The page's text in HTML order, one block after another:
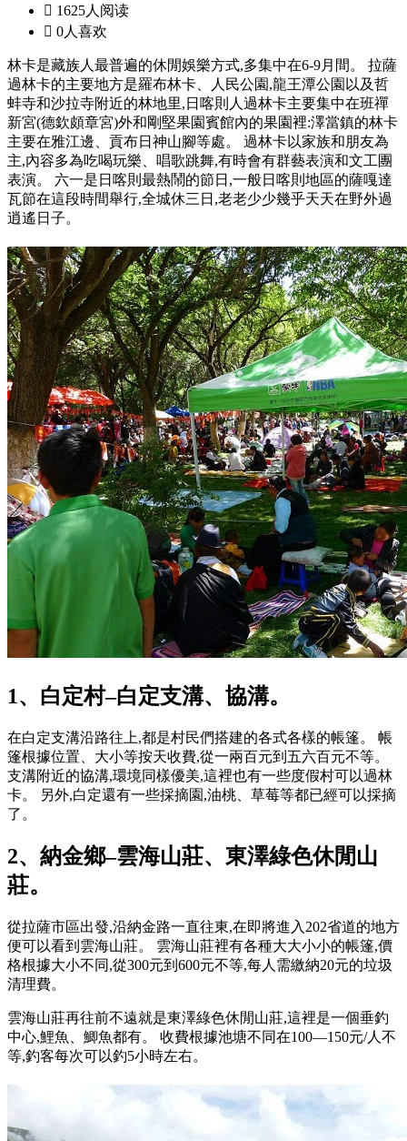
 1625人阅读
 0人喜欢
林卡是藏族人最普遍的休閒娛樂方式,多集中在6-9月間。 拉薩
過林卡的主要地方是羅布林卡、人民公園,龍王潭公園以及哲
蚌寺和沙拉寺附近的林地里,日喀則人過林卡主要集中在班禪
新宮(德欽頗章宮)外和剛堅果園賓館內的果園裡:澤當鎮的林卡
主要在雅江邊、貢布日神山腳等處。 過林卡以家族和朋友為
主,內容多為吃喝玩樂、唱歌跳舞,有時會有群藝表演和文工團
表演。 六一是日喀則最熱鬧的節日,一般日喀則地區的薩嘎達
瓦節在這段時間舉行,全城休三日,老老少少幾乎天天在野外過
逍遙日子。
1、白定村–白定支溝、協溝。
在白定支溝沿路往上,都是村民們搭建的各式各樣的帳篷。 帳
篷根據位置、大小等按天收費,從一兩百元到五六百元不等。
支溝附近的協溝,環境同樣優美,這裡也有一些度假村可以過林
卡。 另外,白定還有一些採摘園,油桃、草莓等都已經可以採摘
了。
2、納金鄉–雲海山莊、東澤綠色休閒山
莊。
從拉薩市區出發,沿納金路一直往東,在即將進入202省道的地方
便可以看到雲海山莊。 雲海山莊裡有各種大大小小的帳篷,價
格根據大小不同,從300元到600元不等,每人需繳納20元的垃圾
清理費。
雲海山莊再往前不遠就是東澤綠色休閒山莊,這裡是一個垂釣
中心,鯉魚、鯽魚都有。 收費根據池塘不同在100—150元/人不
等,釣客每次可以釣5小時左右。